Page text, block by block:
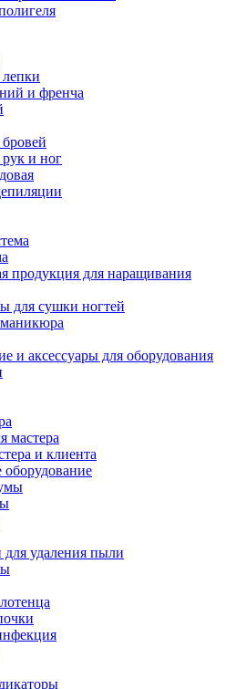
и френча
и ног
продукция для наращивания
для сушки ногтей
и аксессуары для оборудования
мастера
и клиента
оборудование
удаления пыли